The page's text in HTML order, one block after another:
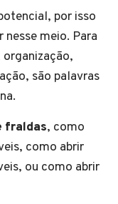
por isso
meio. Para
organização,
são palavras
fraldas, como
como abrir
ou como abrir